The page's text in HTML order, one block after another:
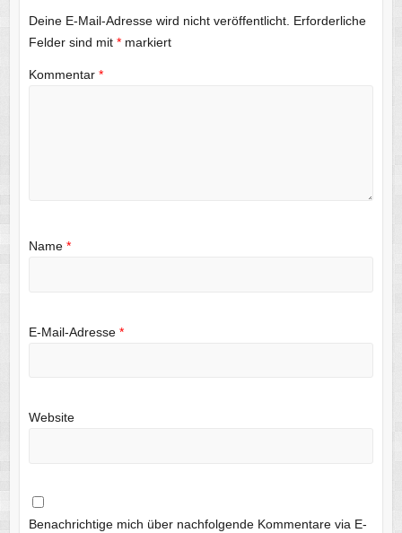
Deine E-Mail-Adresse wird nicht veröffentlicht. Erforderliche
Felder sind mit *markiert
Kommentar *
Name *
E-Mail-Adresse *
Website
Benachrichtige mich über nachfolgende Kommentare via E-